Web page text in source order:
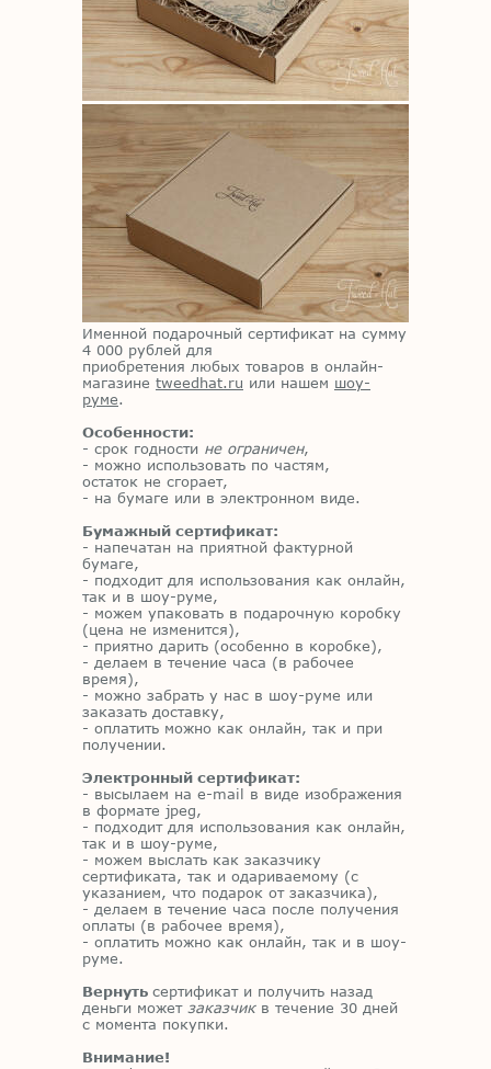
Именной подарочный сертификат на сумму
4 000 рублей для
приобретения любых товаров в онлайн-
магазине tweedhat.ru или нашем шоу-
руме.
Особенности:
- срок годности не ограничен,
- можно использовать по частям,
остаток не сгорает,
- на бумаге или в электронном виде.
Бумажный сертификат:
- напечатан на приятной фактурной
бумаге,
- подходит для использования как онлайн,
так и в шоу-руме,
- можем упаковать в подарочную коробку
(цена не изменится),
- приятно дарить (особенно в коробке),
- делаем в течение часа (в рабочее
время),
- можно забрать у нас в шоу-руме или
заказать доставку,
- оплатить можно как онлайн, так и при
получении.
Электронный сертификат:
- высылаем на e-mail в виде изображения
в формате jpeg,
- подходит для использования как онлайн,
так и в шоу-руме,
- можем выслать как заказчику
сертификата, так и одариваемому (с
указанием, что подарок от заказчика),
- делаем в течение часа после получения
оплаты (в рабочее время),
- оплатить можно как онлайн, так и в шоу-
руме.
Вернуть сертификат и получить назад
деньги может заказчикв течение 30 дней
с момента покупки.
Внимание!